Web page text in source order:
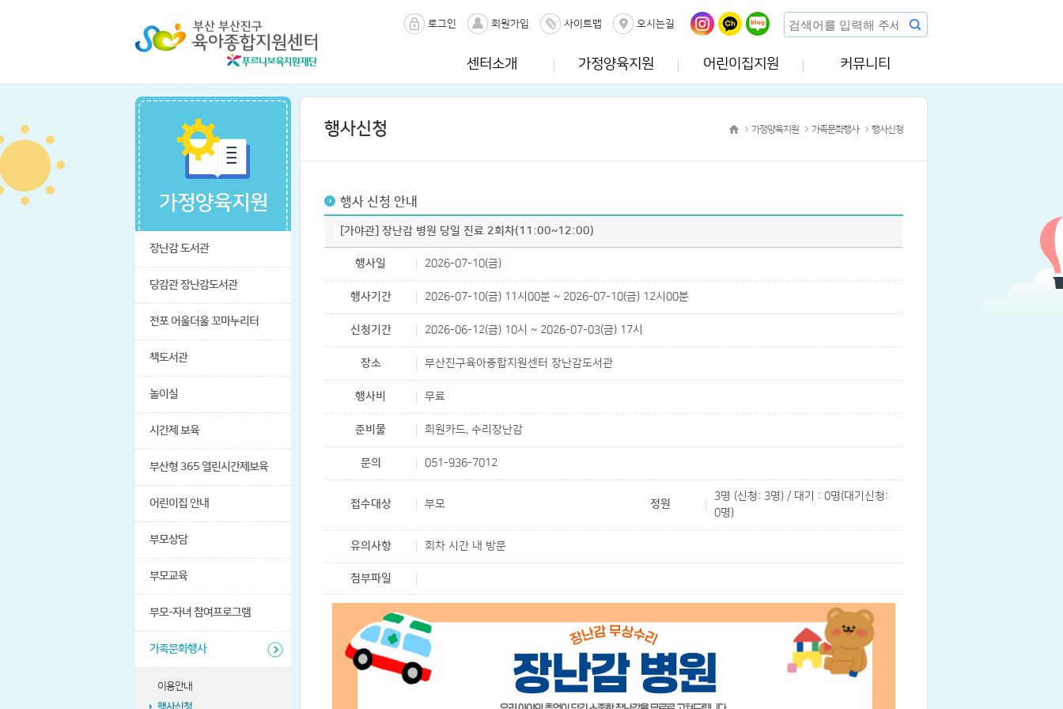
로그인 회원가입 사이트맵 오시는길
센터소개 가정양육지원 어린이집지원 커뮤니티
가정양육지원
장난감 도서관
당감관 장난감도서관
전포 어울더울 꼬마누리터
책도서관
놀이실
시간제 보육
부산형 365 열린시간제보육
어린이집 안내
부모상담
부모교육
부모-자녀 참여프로그램
가족문화행사
이용안내
행사신청
행사신청 가정양육지원 가족문화행사 행사신청
행사 신청 안내
[가야관] 장난감 병원 당일 진료 2회차(11:00~12:00)
행사일 2026-07-10(금)
행사기간 2026-07-10(금) 11시00분 ~ 2026-07-10(금) 12시00분
신청기간 2026-06-12(금) 10시 ~ 2026-07-03(금) 17시
장소 부산진구육아종합지원센터 장난감도서관
행사비 무료
준비물 회원카드, 수리장난감
문의 051-936-7012
접수대상 부모 정원
3명 (신청: 3명) / 대기 : 0명(대기신청:
0명)
유의사항 회차 시간 내 방문
첨부파일